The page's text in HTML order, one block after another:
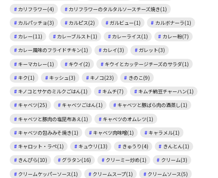
カリフラワー(4)
カリフラワーのタルタルソースチーズ焼き(1)
カルパッチョ(3)
カルピス(2) ガルビュー(1)
カルボナーラ(1)
カレー(11)
カレーブルスト(1) カレーライス(1)
カレー粉(7)
カレー風味のフライドチキン(1)
カレイ(3)
ガレット(3)
キーマカレー(1)
キウイ(2)
キウイとカッテージチーズのサラダ(1)
キク(1)
キッシュ(3) キノコ(23)
きのこ(9)
キノコとサケのミルクごはん(1)
キムチ(7)
キムチ納豆チャーハン(1)
キャベツ(25)
キャベツごはん(1)
キャベツと豚ばら肉の酒蒸し(1)
キャベツと豚肉の塩昆布あえ(1)
キャベツのオムレツ(1)
キャベツの包みみそ焼き(1)
キャベツ肉味噌(1)
キャラメル(1)
キャロット・ラペ(1)
キュウリ(13) きゅうり(4)
きんとん(1)
きんぴら(10)
グラタン(16) クリーミー炒め(1)
クリーム(3)
クリームケッパーソース(1)
クリームスープ(1)
クリームソース(5)